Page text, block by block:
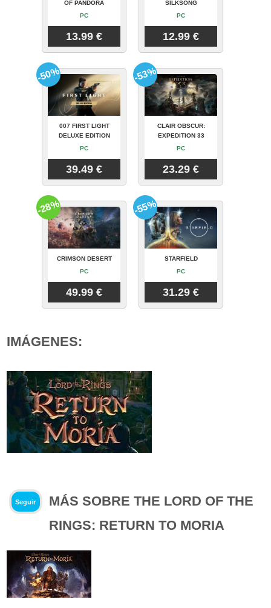
OF PANDORA
PC
13.99 €
SILKSONG
PC
12.99 €
007 FIRST LIGHT
DELUXE EDITION
PC
39.49 €
-50%
CLAIR OBSCUR:
EXPEDITION 33
PC
23.29 €
-53%
CRIMSON DESERT
PC
49.99 €
-28%
STARFIELD
PC
31.29 €
-55%
IMÁGENES:
Seguir
MÁS SOBRE THE LORD OF THE
RINGS: RETURN TO MORIA